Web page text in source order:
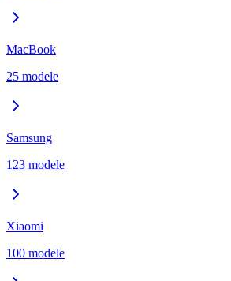
MacBook
25 modele
Samsung
123 modele
Xiaomi
100 modele